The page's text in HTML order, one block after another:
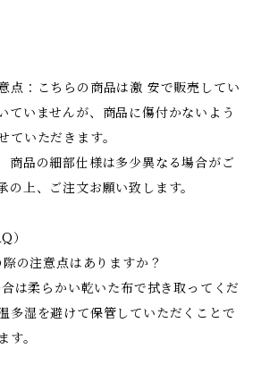
点：こちらの商品は激 安で販売してい
ていませんが、商品に傷付かないよう
ていただきます。
商品の細部仕様は多少異なる場合がご
の上、ご注文お願い致します。
）
の注意点はありますか？
は柔らかい乾いた布で拭き取ってくだ
多湿を避けて保管していただくことで
す。